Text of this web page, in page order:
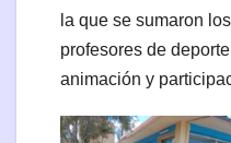
la que se sumaron
profesores de
animación y